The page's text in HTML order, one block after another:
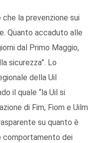
che la prevenzione sui
Quanto accaduto alle
dal Primo Maggio,
sicurezza”. Lo
della Uil
il quale “la Uil si
di Fim, Fiom e Uilm
su quanto è
comportamento dei